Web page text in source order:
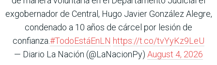
exgobernador de Central, Hugo Javier González Alegre,
condenado a 10 años de cárcel por lesión de
confianza.#TodoEstáEnLN https://t.co/tvYyKz9LeU
— Diario La Nación (@LaNacionPy) August 4, 2026